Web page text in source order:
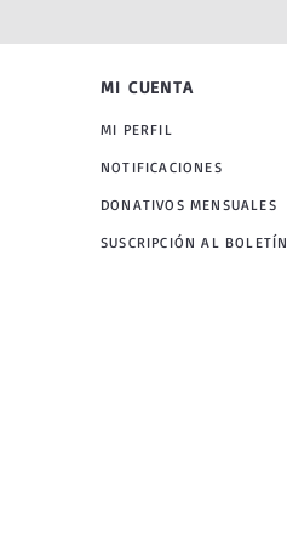
MI CUENTA
MI PERFIL
NOTIFICACIONES
DONATIVOS MENSUALES
SUSCRIPCIÓN AL BOLETÍN